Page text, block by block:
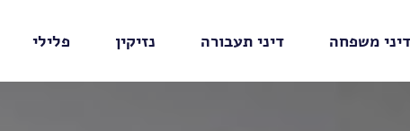
משפחה דיני תעבורה נזיקין פלילי